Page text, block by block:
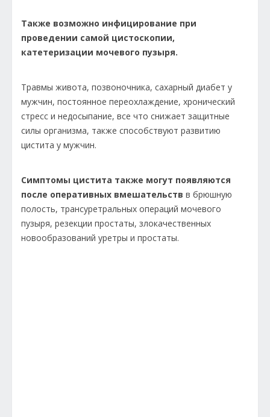
Также возможно инфицирование при
проведении самой цистоскопии,
катетеризации мочевого пузыря.
Травмы живота, позвоночника, сахарный диабет у
мужчин, постоянное переохлаждение, хронический
стресс и недосыпание, все что снижает защитные
силы организма, также способствуют развитию
цистита у мужчин.
Симптомы цистита также могут появляются
после оперативных вмешательств в брюшную
полость, трансуретральных операций мочевого
пузыря, резекции простаты, злокачественных
новообразований уретры и простаты.